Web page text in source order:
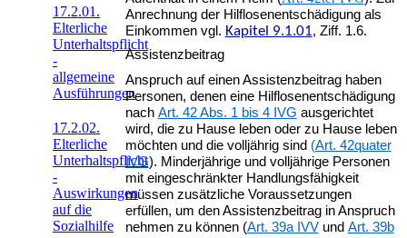
17.2.01.
Elterliche
Unterhaltspflicht
-
allgemeine
Ausführungen
17.2.02.
Elterliche
Unterhaltspflicht
-
Auswirkungen
auf die
Sozialhilfe
Anrechnung der Hilflosenentschädigung als
Einkommen vgl. Kapitel 9.1.01, Ziff. 1.6.
Assistenzbeitrag
Anspruch auf einen Assistenzbeitrag haben
Personen, denen eine Hilflosenentschädigung
nach Art. 42 Abs. 1 bis 4 IVG ausgerichtet
wird, die zu Hause leben oder zu Hause leben
möchten und die volljährig sind (Art. 42quater
IVG). Minderjährige und volljährige Personen
mit eingeschränkter Handlungsfähigkeit
müssen zusätzliche Voraussetzungen
erfüllen, um den Assistenzbeitrag in Anspruch
nehmen zu können (Art. 39a IVVund Art. 39b